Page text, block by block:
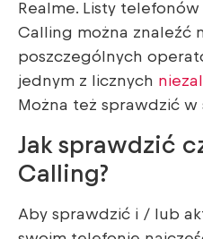
Realme. Listy
Calling można znaleźć
poszczególnych
jednym z licznych
Można też sprawdzić
Jak sprawdzić
Calling?
Aby sprawdzić i / lub